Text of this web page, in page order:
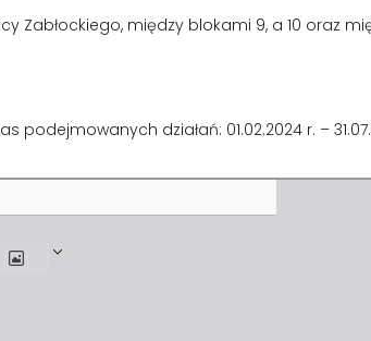
Zabłockiego, między blokami 9, a 10 oraz
podejmowanych działań: 01.02.2024 r. –